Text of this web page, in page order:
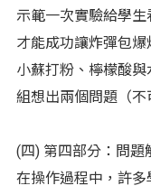
示範一次實驗給學
才能成功讓炸彈包
小蘇打粉、檸檬酸
組想出兩個問題（不
(四) 第四部分：問題
在操作過程中，許